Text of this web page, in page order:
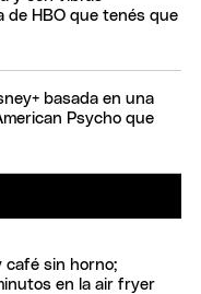
de HBO que tenés que
basada en una
Psycho que
café sin horno;
en la air fryer